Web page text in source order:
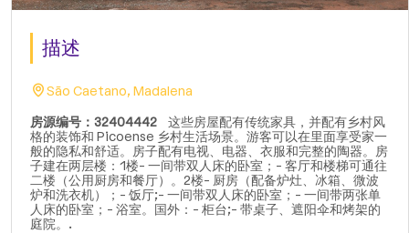
描述
São Caetano, Madalena
房源编号：32404442 这些房屋配有传统家具，并配有乡村风
格的装饰和 Picoense 乡村生活场景。游客可以在里面享受家一
般的隐私和舒适。房子配有电视、电器、衣服和完整的陶器。房
子建在两层楼：1楼- 一间带双人床的卧室；- 客厅和楼梯可通往
二楼（公用厨房和餐厅）。2楼- 厨房（配备炉灶、冰箱、微波
炉和洗衣机）；- 饭厅;- 一间带双人床的卧室；- 一间带两张单
人床的卧室；- 浴室。国外：- 柜台;- 带桌子、遮阳伞和烤架的
庭院。.